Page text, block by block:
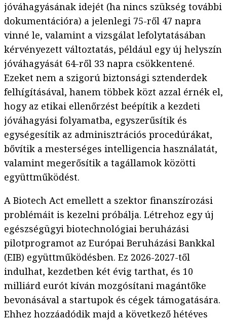
jóváhagyásának idejét (ha nincs szükség további
dokumentációra) a jelenlegi 75-ről 47 napra
vinné le, valamint a vizsgálat lefolytatásában
kérvényezett változtatás, például egy új helyszín
jóváhagyását 64-ről 33 napra csökkentené.
Ezeket nem a szigorú biztonsági sztenderdek
felhígításával, hanem többek közt azzal érnék el,
hogy az etikai ellenőrzést beépítik a kezdeti
jóváhagyási folyamatba, egyszerűsítik és
egységesítik az adminisztrációs procedúrákat,
bővítik a mesterséges intelligencia használatát,
valamint megerősítik a tagállamok közötti
együttműködést.
A Biotech Act emellett a szektor finanszírozási
problémáit is kezelni próbálja. Létrehoz egy új
egészségügyi biotechnológiai beruházási
pilotprogramot az Európai Beruházási Bankkal
(EIB) együttműködésben. Ez 2026-2027-től
indulhat, kezdetben két évig tarthat, és 10
milliárd eurót kíván mozgósítani magántőke
bevonásával a startupok és cégek támogatására.
Ehhez hozzáadódik majd a következő hétéves